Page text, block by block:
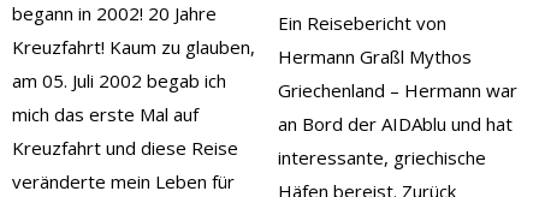
begann in 2002! 20 Jahre
Kreuzfahrt! Kaum zu glauben,
am 05. Juli 2002 begab ich
mich das erste Mal auf
Kreuzfahrt und diese Reise
veränderte mein Leben für
Ein Reisebericht von
Hermann Graßl Mythos
Griechenland – Hermann war
an Bord der AIDAblu und hat
interessante, griechische
Häfen bereist. Zurück